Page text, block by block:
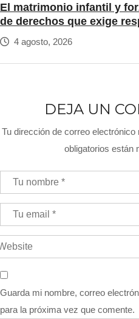
El matrimonio infantil y
de derechos que exige
4 agosto, 2026
DEJA UN
Tu dirección de correo electrónico
obligatorios están
Guarda mi nombre, correo
para la próxima vez que comente.